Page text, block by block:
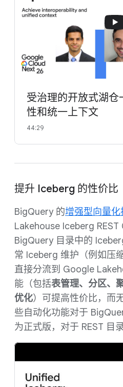
受治理的开放式湖
性和统一上下文
44:29
提升 Iceberg 的性价比
BigQuery 的增强型向量化
Lakehouse Iceberg
BigQuery 目录中的
常 Iceberg 维护（例如压
直接分流到 Google
能（包括表管理、分区、
优化）可提高性价比，而
些自动化功能对于
为正式版，对于 REST 目